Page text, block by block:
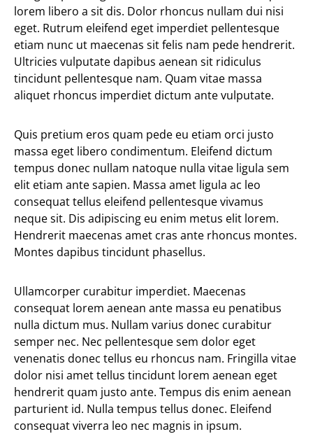
lorem libero a sit dis. Dolor rhoncus nullam dui nisi
eget. Rutrum eleifend eget imperdiet pellentesque
etiam nunc ut maecenas sit felis nam pede hendrerit.
Ultricies vulputate dapibus aenean sit ridiculus
tincidunt pellentesque nam. Quam vitae massa
aliquet rhoncus imperdiet dictum ante vulputate.
Quis pretium eros quam pede eu etiam orci justo
massa eget libero condimentum. Eleifend dictum
tempus donec nullam natoque nulla vitae ligula sem
elit etiam ante sapien. Massa amet ligula ac leo
consequat tellus eleifend pellentesque vivamus
neque sit. Dis adipiscing eu enim metus elit lorem.
Hendrerit maecenas amet cras ante rhoncus montes.
Montes dapibus tincidunt phasellus.
Ullamcorper curabitur imperdiet. Maecenas
consequat lorem aenean ante massa eu penatibus
nulla dictum mus. Nullam varius donec curabitur
semper nec. Nec pellentesque sem dolor eget
venenatis donec tellus eu rhoncus nam. Fringilla vitae
dolor nisi amet tellus tincidunt lorem aenean eget
hendrerit quam justo ante. Tempus dis enim aenean
parturient id. Nulla tempus tellus donec. Eleifend
consequat viverra leo nec magnis in ipsum.